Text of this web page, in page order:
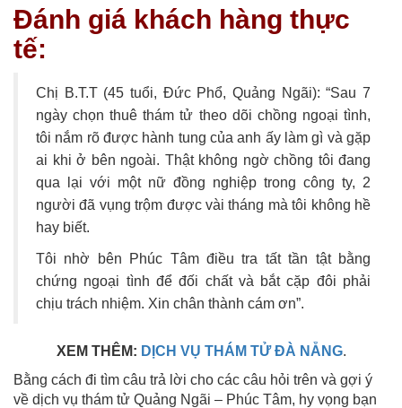
Đánh giá khách hàng thực
tế:
Chị B.T.T (45 tuổi, Đức Phổ, Quảng Ngãi): “Sau 7
ngày chọn thuê thám tử theo dõi chồng ngoại tình,
tôi nắm rõ được hành tung của anh ấy làm gì và gặp
ai khi ở bên ngoài. Thật không ngờ chồng tôi đang
qua lại với một nữ đồng nghiệp trong công ty, 2
người đã vụng trộm được vài tháng mà tôi không hề
hay biết.
Tôi nhờ bên Phúc Tâm điều tra tất tần tật bằng
chứng ngoại tình để đối chất và bắt cặp đôi phải
chịu trách nhiệm. Xin chân thành cám ơn”.
XEM THÊM: DỊCH VỤ THÁM TỬ ĐÀ NẴNG.
Bằng cách đi tìm câu trả lời cho các câu hỏi trên và gợi ý
về dịch vụ thám tử Quảng Ngãi – Phúc Tâm, hy vọng bạn